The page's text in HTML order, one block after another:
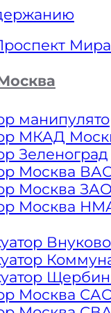
МКАД
Зеленоград
Москва
Москва
Москва
Внуково
Москва